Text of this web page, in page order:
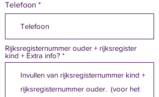
Telefoon
Rijksregisternummer ouder + rijksregister
kind + Extra info?